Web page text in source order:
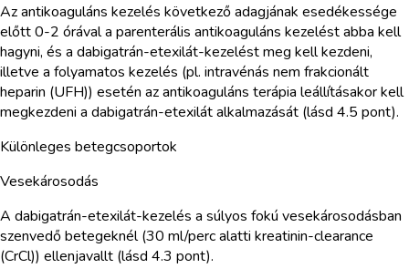
Az antikoaguláns kezelés következő adagjának esedékessége
előtt 0-2 órával a parenterális antikoaguláns kezelést abba kell
hagyni, és a dabigatrán-etexilát-kezelést meg kell kezdeni,
illetve a folyamatos kezelés (pl. intravénás nem frakcionált
heparin (UFH)) esetén az antikoaguláns terápia leállításakor kell
megkezdeni a dabigatrán-etexilát alkalmazását (lásd 4.5 pont).
Különleges betegcsoportok
Vesekárosodás
A dabigatrán-etexilát-kezelés a súlyos fokú vesekárosodásban
szenvedő betegeknél (30 ml/perc alatti kreatinin-clearance
(CrCl)) ellenjavallt (lásd 4.3 pont).